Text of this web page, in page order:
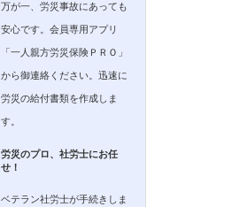
万が一、労災事故にあっても
安心です。会員専用アプリ
「一人親方労災保険ＰＲＯ」
から御連絡ください。迅速に
労災の給付書類を作成しま
す。
労災のプロ、社労士にお任
せ！
ベテラン社労士が手続きしま